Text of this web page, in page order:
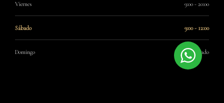
Viernes 9:00 - 20:00
Sábado 9:00 - 12:00
Domingo Cerrado